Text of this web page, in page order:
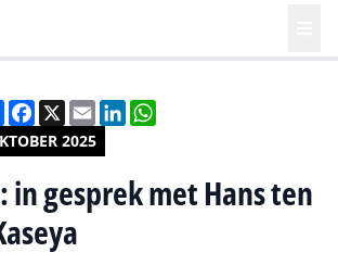
2025
DeelFacebook
X EmailLinkedIn
in gesprek met Hans ten